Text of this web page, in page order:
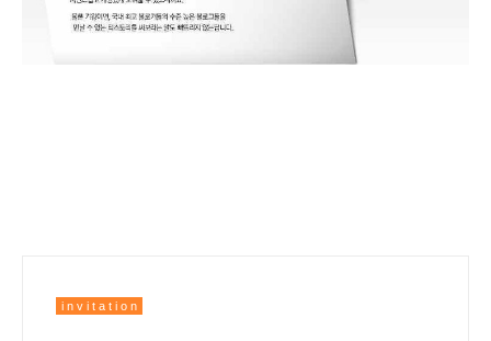
i n v i t a t i o n